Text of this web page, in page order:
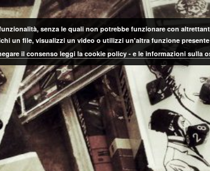
senza le quali non potrebbe funzionare con
un file, visualizzi un video o utilizzi un'altra funzione
il consenso leggi la cookie policy - e le informazioni sulla